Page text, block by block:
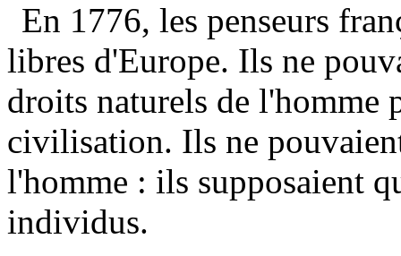
En 1776, les penseurs
libres d'Europe. Ils ne
droits naturels de l'homme
civilisation. Ils ne
l'homme : ils supposaient
individus.